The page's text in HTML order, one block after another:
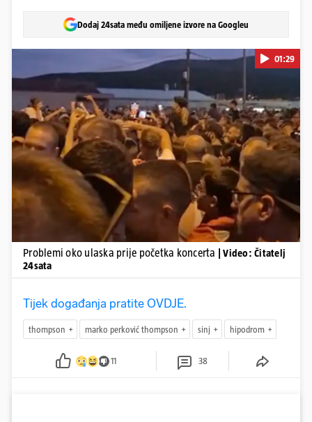
Dodaj 24sata među omiljene izvore na Googleu
Pokretanje videa...
01:29
Problemi oko ulaska prije početka koncerta
| Video: Čitatelj
24sata
Tijek događanja pratite OVDJE.
thompson marko perković thompson sinj hipodrom
11 38